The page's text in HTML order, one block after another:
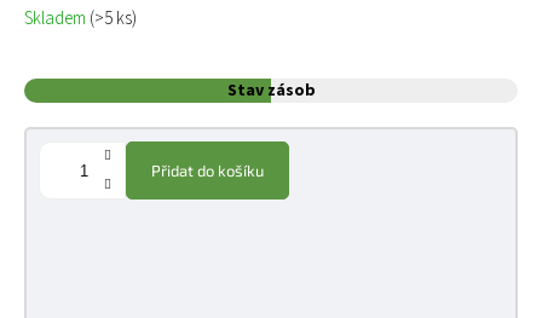
Měrná cena:
Skladem (>5 ks)
Stav zásob
Přidat do košíku